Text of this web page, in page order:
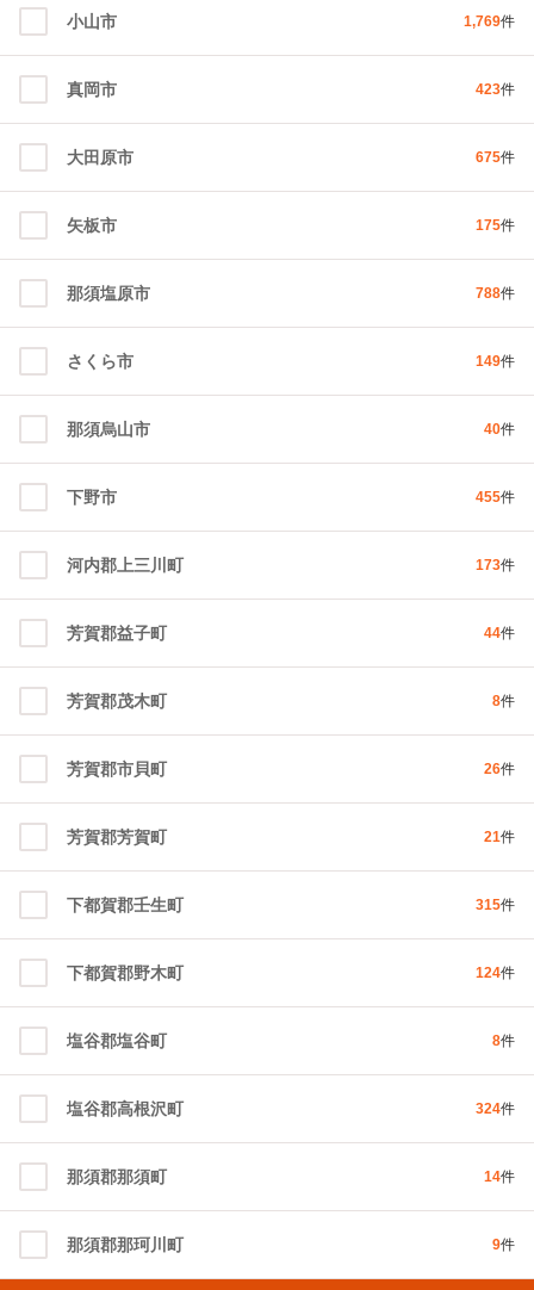
小山市 1,769件
真岡市 423件
大田原市 675件
矢板市 175件
那須塩原市 788件
さくら市 149件
那須烏山市 40件
下野市 455件
河内郡上三川町 173件
芳賀郡益子町 44件
芳賀郡茂木町 8件
芳賀郡市貝町 26件
芳賀郡芳賀町 21件
下都賀郡壬生町 315件
下都賀郡野木町 124件
塩谷郡塩谷町 8件
塩谷郡高根沢町 324件
那須郡那須町 14件
那須郡那珂川町 9件